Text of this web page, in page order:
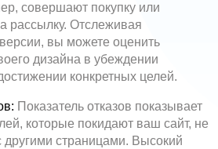
совершают покупку или
рассылку. Отслеживая
вы можете оценить
дизайна в убеждении
конкретных целей.
Показатель отказов показывает
которые покидают ваш сайт, не
другими страницами. Высокий